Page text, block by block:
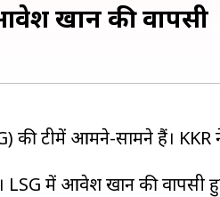
खान की वापसी
की टीमें आमने-सामने हैं।
LSG में आवेश खान की वापसी